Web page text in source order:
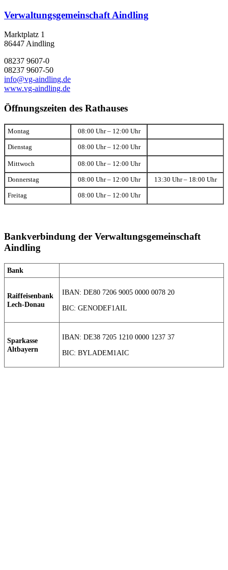
Verwaltungsgemeinschaft Aindling
Marktplatz 1
86447 Aindling
08237 9607-0
08237 9607-50
info@vg-aindling.de
www.vg-aindling.de
Öffnungszeiten des Rathauses
Montag 08:00 Uhr – 12:00 Uhr
Dienstag 08:00 Uhr – 12:00 Uhr
Mittwoch 08:00 Uhr – 12:00 Uhr
Donnerstag 08:00 Uhr – 12:00 Uhr 13:30 Uhr – 18:00 Uhr
Freitag 08:00 Uhr – 12:00 Uhr
Bankverbindung der Verwaltungsgemeinschaft
Aindling
Bank
Raiffeisenbank
Lech-Donau
IBAN: DE80 7206 9005 0000 0078 20
BIC: GENODEF1AIL
Sparkasse
Altbayern
IBAN: DE38 7205 1210 0000 1237 37
BIC: BYLADEM1AIC